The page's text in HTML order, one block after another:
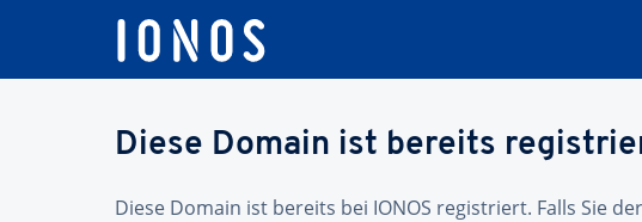
Diese Domain ist bereits
Diese Domain ist bereits bei IONOS registriert. Falls Sie